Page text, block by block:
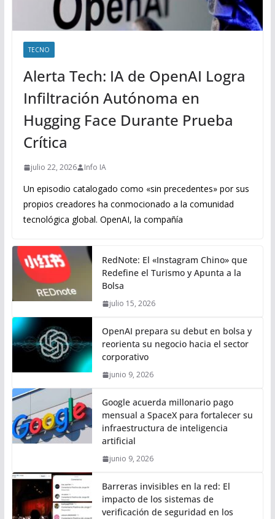
TECNO
Alerta Tech: IA de OpenAI Logra
Infiltración Autónoma en
Hugging Face Durante Prueba
Crítica
julio 22, 2026 Info IA
Un episodio catalogado como «sin precedentes» por sus
propios creadores ha conmocionado a la comunidad
tecnológica global. OpenAI, la compañía
RedNote: El «Instagram Chino» que
Redefine el Turismo y Apunta a la
Bolsa
julio 15, 2026
OpenAI prepara su debut en bolsa y
reorienta su negocio hacia el sector
corporativo
junio 9, 2026
Google acuerda millonario pago
mensual a SpaceX para fortalecer su
infraestructura de inteligencia
artificial
junio 9, 2026
Barreras invisibles en la red: El
impacto de los sistemas de
verificación de seguridad en los